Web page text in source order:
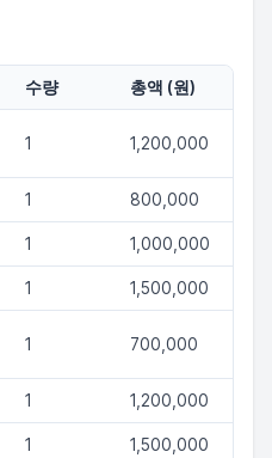
수량 총액 (원)
1 1,200,000
1 800,000
1 1,000,000
1 1,500,000
1 700,000
1 1,200,000
1 1,500,000